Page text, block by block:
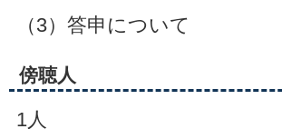
（3）答申について
傍聴人
1人